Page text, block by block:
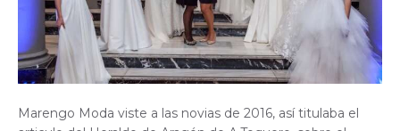
Marengo Moda viste a las novias de 2016, así titulaba el